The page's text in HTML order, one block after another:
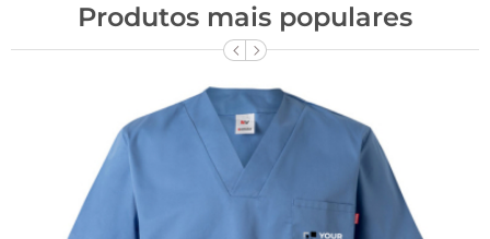
Produtos mais populares